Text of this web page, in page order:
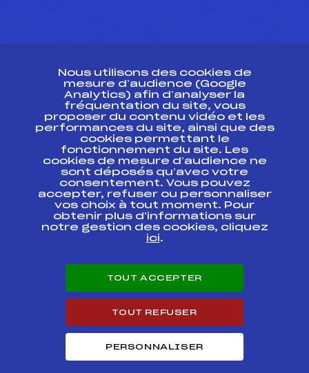
Ressources
Pass’Neige
Projet sportif fédéral
Projet de performance fédéral
Antidopage
Pôle Développement, Formation, Suivi
Scientifique
Listes ministérielles
Pôle vie de l’athlète
Enseignement professionnel
Carrières
Nous utilisons des cookies de
mesure d’audience (Google
Analytics) afin d’analyser la
fréquentation du site, vous
proposer du contenu vidéo et les
performances du site, ainsi que des
cookies permettant le
fonctionnement du site. Les
cookies de mesure d’audience ne
sont déposés qu’avec votre
consentement. Vous pouvez
accepter, refuser ou personnaliser
vos choix à tout moment. Pour
obtenir plus d'informations sur
notre gestion des cookies, cliquez
ici.
TOUT ACCEPTER
TOUT REFUSER
PERSONNALISER